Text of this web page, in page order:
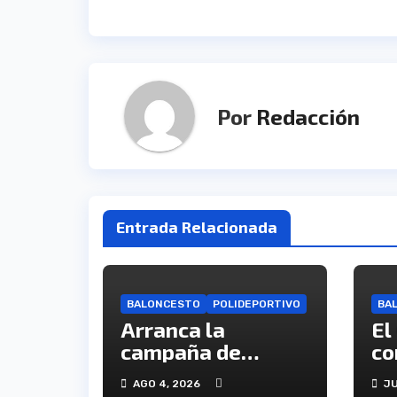
Por Redacción
Entrada Relacionada
BALONCESTO POLIDEPORTIVO
Arranca la
campaña de
abonados del C.B.
AGO 4, 2026
El